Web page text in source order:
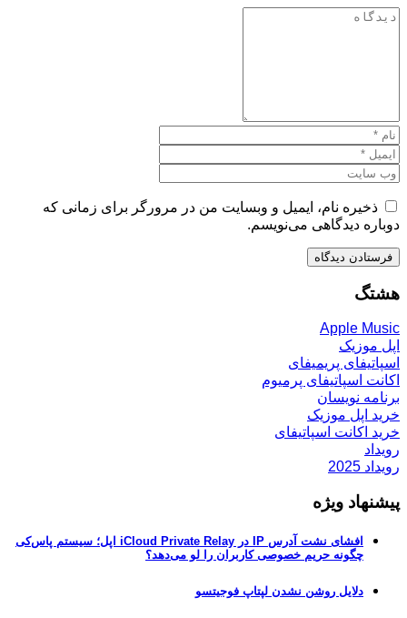
ذخیره نام، ایمیل و وبسایت من در مرورگر برای زمانی که
دوباره دیدگاهی می‌نویسم.
هشتگ
Apple Music
اپل موزیک
اسپاتیفای پریمیفای
اکانت اسپاتیفای پرمیوم
برنامه نویسان
خرید اپل موزیک
خرید اکانت اسپاتیفای
رویداد
رویداد 2025
پیشنهاد ویژه
افشای نشت آدرس IP در iCloud Private Relay اپل؛ سیستم پاس‌کی
چگونه حریم خصوصی کاربران را لو می‌دهد؟
دلایل روشن نشدن لپتاپ فوجیتسو